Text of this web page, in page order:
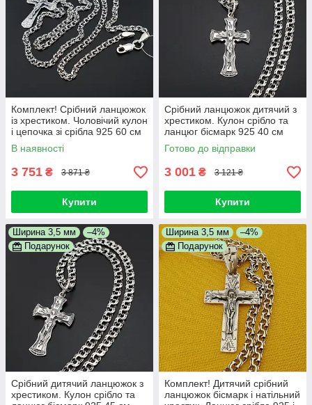
Комплект! Срібний ланцюжок
із хрестиком. Чоловічий кулон
і цепочка зі срібла 925 60 см
В наявності
3 751 ₴ 3 871 ₴
Купити
Срібний ланцюжок дитячий з
хрестиком. Кулон срібло та
ланцюг бісмарк 925 40 см
Готово до відправки
3 001 ₴ 3 121 ₴
Купити
Ширина 3,5 мм
–4%
Подарунок
Срібний дитячий ланцюжок з
хрестиком. Кулон срібло та
Ширина 3,5 мм
–4%
Подарунок
Комплект! Дитячий срібний
ланцюжок бісмарк і натільний